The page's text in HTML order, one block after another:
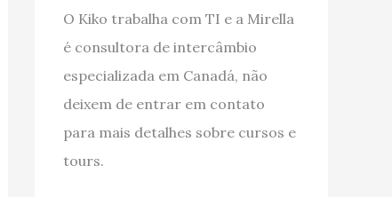
O Kiko trabalha com TI e a Mirella
é consultora de intercâmbio
especializada em Canadá, não
deixem de entrar em contato
para mais detalhes sobre cursos e
tours.